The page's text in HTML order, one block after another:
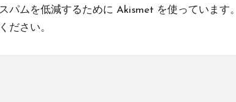
パムを低減するために Akismet を使っています。
ださい。